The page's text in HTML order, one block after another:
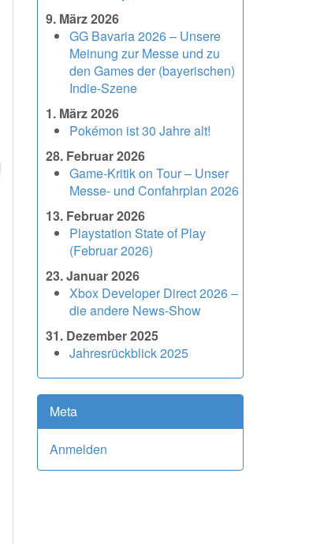
9. März 2026
GG Bavaria 2026 – Unsere
Meinung zur Messe und zu
den Games der (bayerischen)
Indie-Szene
1. März 2026
Pokémon ist 30 Jahre alt!
28. Februar 2026
Game-Kritik on Tour – Unser
Messe- und Confahrplan 2026
13. Februar 2026
Playstation State of Play
(Februar 2026)
23. Januar 2026
Xbox Developer Direct 2026 –
die andere News-Show
31. Dezember 2025
Jahresrückblick 2025
Meta
Anmelden